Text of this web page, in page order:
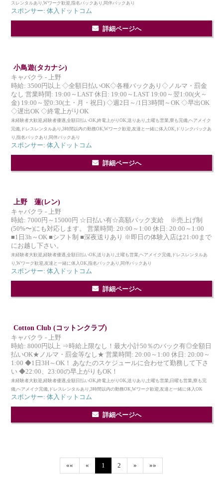
スレンタルあり,Wワーク歓迎,指名バックあり,同伴バックあり
スポンサー: 体入ドットコム
詳細ページへ
小鳥遊(タカナシ)
キャバクラ - 上野
時給: 3500円以上 ◇全額日払いOK◇各種バックあり◇ノルマ・罰金
なし 営業時間: 19:00～LAST 休日: 19:00～LAST 19:00～翌1:00(火～
金) 19:00～翌0:30(土・月・祝日) ◇週2日～/1日3時間～OK ◇早出OK
◇遅出OK ◇終電上がりOK
未経験者大歓迎,経験者優遇,全額日払いOK,終電上がりOK,送りあり,土曜も営業,寮も完備,ヘアメイク
完備,ドレスレンタルあり,3時間以内の勤務OK,Wワーク歓迎,友達と一緒に体入OK,ドリンクバックあ
り,指名バックあり,同伴バックあり
スポンサー: 体入ドットコム
詳細ページへ
上野 蓮(レン)
キャバクラ - 上野
時給: 7000円～15000円 ☆日払い有☆高額バック支給 ※売上げ制
(50%〜)にも対応します。 営業時間: 20:00～1:00 休日: 20:00～1:00
■1日3h～OK ■シフト制 ■深夜送りあり ※即日の体験入店は21:00まで
にお越し下さい。
未経験者大歓迎,経験者優遇,全額日払いOK,送りあり,土曜も営業,ヘアメイク完備,ドレスレンタルあ
り,Wワーク歓迎,友達と一緒に体入OK,指名バックあり,同伴バックあり
スポンサー: 体入ドットコム
詳細ページへ
Cotton Club (コットンクラブ)
キャバクラ - 上野
時給: 8000円以上 ⇒時給上限なし！最大小計50％のバック有◎全額日
払いOK★ノルマ・罰金等なし★ 営業時間: 20:00～1:00 休日: 20:00～
1:00 ◆1日3H～OK！ あなたのスケジュールに合わせて勤務して下さ
い ◆22:00、23:00の早上がりもOK！
未経験者大歓迎,経験者優遇,全額日払いOK,終電上がりOK,送りあり,土曜も営業,日曜も営業,寮も完
備,ヘアメイク完備,ドレスレンタルあり,3時間以内の勤務OK,Wワーク歓迎,友達と一緒に体入OK
スポンサー: 体入ドットコム
詳細ページへ
«« « 1 2 » »»